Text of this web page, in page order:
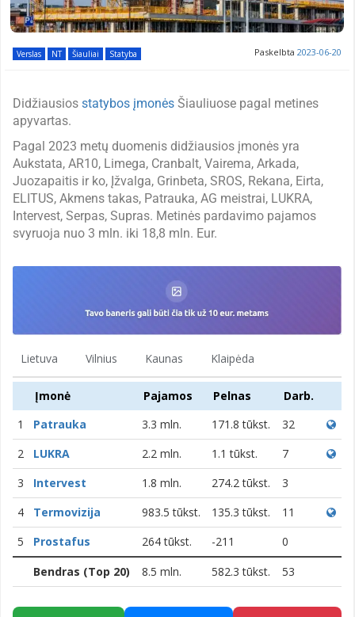
Verslas NT Šiauliai Statyba Paskelbta 2023-06-20
Didžiausios statybos įmonės Šiauliuose pagal metines
apyvartas.
Pagal 2023 metų duomenis didžiausios įmonės yra
Aukstata, AR10, Limega, Cranbalt, Vairema, Arkada,
Juozapaitis ir ko, Įžvalga, Grinbeta, SROS, Rekana, Eirta,
ELITUS, Akmens takas, Patrauka, AG meistrai, LUKRA,
Intervest, Serpas, Supras. Metinės pardavimo pajamos
svyruoja nuo 3 mln. iki 18,8 mln. Eur.
Lietuva Vilnius Kaunas Klaipėda
Įmonė Pajamos Pelnas
Darb.
1
Patrauka 3.3 mln. 171.8 tūkst.
32
2
LUKRA 2.2 mln. 1.1 tūkst.
7
3
Intervest 1.8 mln. 274.2 tūkst.
3
4
Termovizija 983.5 tūkst. 135.3 tūkst.
11
5
Prostafus 264 tūkst. -211
0
Bendras (Top 20)
8.5 mln. 582.3 tūkst. 53